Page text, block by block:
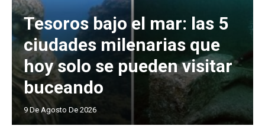
Tesoros bajo el mar: las 5
ciudades milenarias que
hoy solo se pueden visitar
buceando
9 De Agosto De 2026